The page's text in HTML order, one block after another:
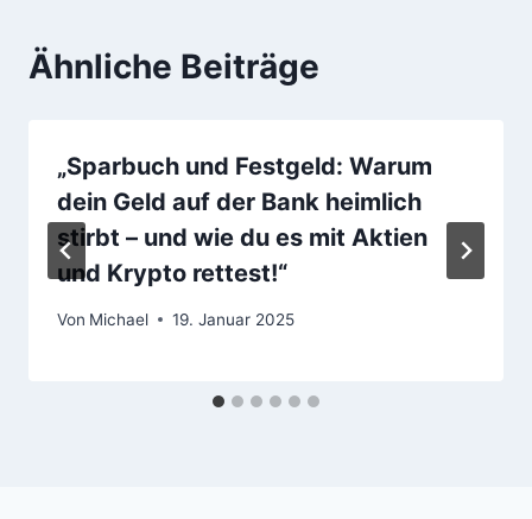
Ähnliche Beiträge
„Sparbuch und Festgeld: Warum
dein Geld auf der Bank heimlich
stirbt – und wie du es mit Aktien
und Krypto rettest!“
Von Michael 19. Januar 2025